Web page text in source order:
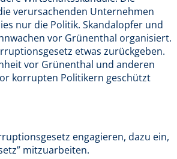
verursachenden Unternehmen
nur die Politik. Skandalopfer und
vor Grünenthal organisiert.
etwas zurückgeben.
vor Grünenthal und anderen
korrupten Politikern geschützt
engagieren, dazu ein,
mitzuarbeiten.